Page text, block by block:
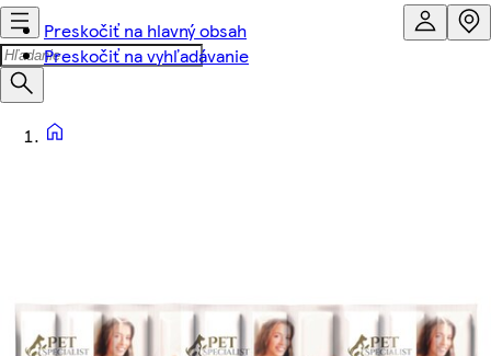
Preskočiť na hlavný obsah
Preskočiť na vyhľadávanie